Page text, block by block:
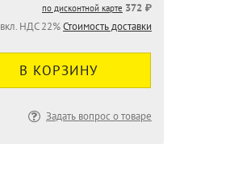
по дисконтной карте 372 ₽
вкл. НДС 22%Стоимость доставки
Задать вопрос о товаре